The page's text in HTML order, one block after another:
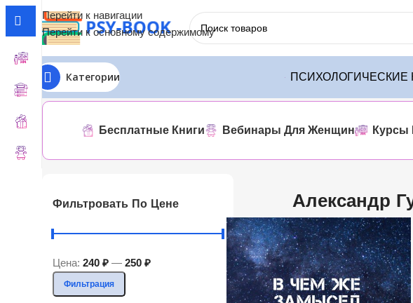
Перейти к навигации
Перейти к основному содержимому
Категории ПСИХОЛОГИЧЕСКИЕ
Главная ЛИТРЕС
Бесплатные Книги Вебинары Для Женщин Курсы
Фильтровать По Цене
Фильтрация
Цена: 240 ₽ — 250 ₽
Александр